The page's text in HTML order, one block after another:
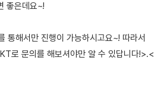
좋은데요~!
통해서만 진행이 가능하시고요~! 따라서
로 문의를 해보셔야만 알 수 있답니다!>.<